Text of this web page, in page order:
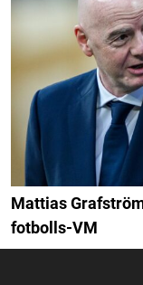
Mattias
fotbolls-VM